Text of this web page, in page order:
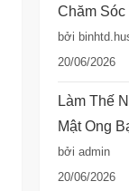
Chăm Sóc
bởi
20/06/2026
Làm Thế
Mật Ong
bởi admin
20/06/2026